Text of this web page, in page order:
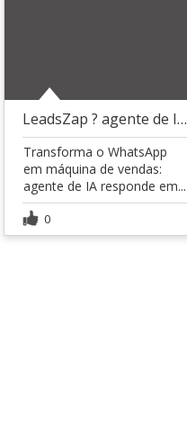
LeadsZap ? agente de IA no WhatsApp
Transforma o WhatsApp
em máquina de vendas:
agente de IA responde em...
0